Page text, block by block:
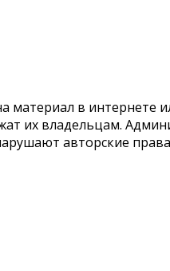
в интернете
их владельцам.
авторские